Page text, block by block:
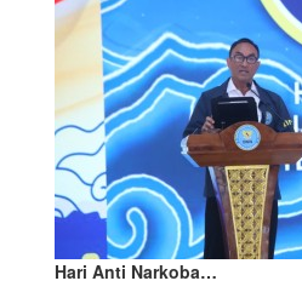
Hari Anti Narkoba…